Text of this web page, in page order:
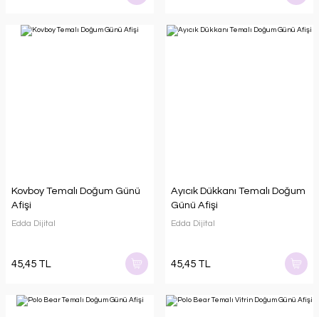
Kovboy Temalı Doğum Günü
Afişi
Edda Dijital
45,45 TL
Ayıcık Dükkanı Temalı Doğum
Günü Afişi
Edda Dijital
45,45 TL